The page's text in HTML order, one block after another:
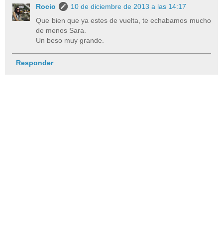
Rocio
10 de diciembre de 2013 a las 14:17
Que bien que ya estes de vuelta, te echabamos mucho
de menos Sara.
Un beso muy grande.
Responder